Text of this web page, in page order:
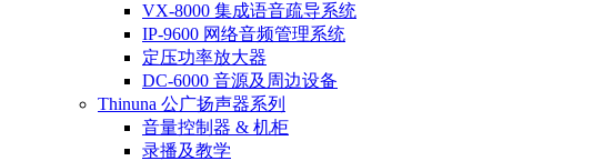
VX-8000 集成语音疏导系统
IP-9600 网络音频管理系统
定压功率放大器
DC-6000 音源及周边设备
Thinuna 公广扬声器系列
音量控制器 & 机柜
录播及教学